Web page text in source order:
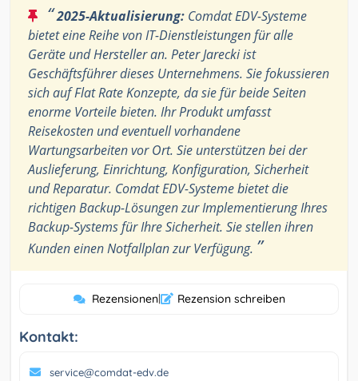
“2025-Aktualisierung: Comdat EDV-Systeme
bietet eine Reihe von IT-Dienstleistungen für alle
Geräte und Hersteller an. Peter Jarecki ist
Geschäftsführer dieses Unternehmens. Sie fokussieren
sich auf Flat Rate Konzepte, da sie für beide Seiten
enorme Vorteile bieten. Ihr Produkt umfasst
Reisekosten und eventuell vorhandene
Wartungsarbeiten vor Ort. Sie unterstützen bei der
Auslieferung, Einrichtung, Konfiguration, Sicherheit
und Reparatur. Comdat EDV-Systeme bietet die
richtigen Backup-Lösungen zur Implementierung Ihres
Backup-Systems für Ihre Sicherheit. Sie stellen ihren
Kunden einen Notfallplan zur Verfügung. ”
Rezensionen| Rezension schreiben
Kontakt:
service@comdat-edv.de